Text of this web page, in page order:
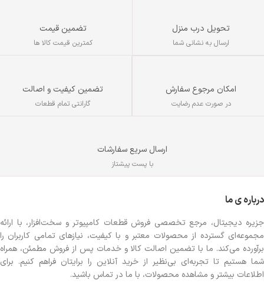
تحویل درب منزل
ارسال به نشانی شما
تضمین قیمت
کمترین قیمت کالا ها
امکان مرجوع سفارش
در صورت عدم رضایت
تضمین کیفیت و اصالت
گارانتی تمام قطعات
ارسال سریع سفارشات
با پست پیشتاز
درباره ی ما
جزیره دیجیتال، مرجع تخصصی فروش قطعات کامپیوتر و سخت‌افزار، با ارائه
مجموعه‌ای گسترده از محصولات معتبر و با کیفیت، نیازهای تمامی کاربران را
برآورده می‌کند. ما با تضمین اصالت کالا و خدمات پس از فروش مطمئن، همراه
شما هستیم تا تجربه‌ای بی‌نظیر از خرید آنلاین را برایتان فراهم کنیم. برای
اطلاعات بیشتر و مشاهده محصولات، با ما در تماس باشید.